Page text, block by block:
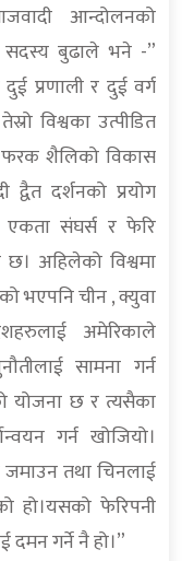
आन्दोलनको
सदस्य बुढाले भने -”
प्रणाली र दुई वर्ग
विश्वका उत्पीडित
फरक शैलिको विकास
दर्शनको प्रयोग
संघर्स र फेरि
छ। अहिलेको विश्वमा
भएपनि चीन , क्युवा
अमेरिकाले
सामना गर्न
योजना छ र त्यसैका
गर्न खोजियो।
जमाउन तथा चिनलाई
हो।यसको फेरिपनी
गर्ने नै हो।”